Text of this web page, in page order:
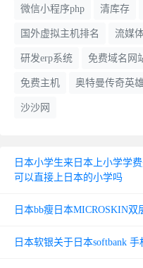
微信小程序php 清库存
国外虚拟主机排名 流媒
研发erp系统 免费域名网
免费主机 奥特曼传奇英雄
沙沙网
日本小学生来日本上小学学
可以直接上日本的小学吗
日本bb瘦日本MICROSKIN双
日本软银关于日本softbank 手